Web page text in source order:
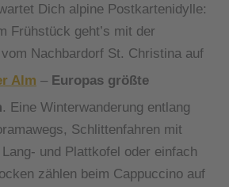
Dich alpine Postkartenidylle:
Frühstück geht’s mit der
Nachbardorf St. Christina auf
Alm – Europas größte
. Eine Winterwanderung entlang
Schlittenfahren mit
und Plattkofel oder einfach
zählen beim Cappuccino auf